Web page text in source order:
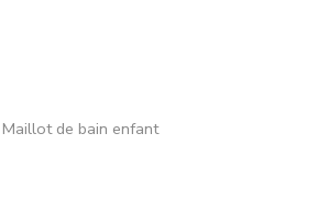
Maillot de bain enfant